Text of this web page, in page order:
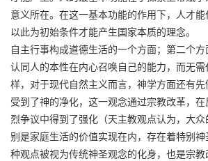
意义所在。在这一基本功能的作用下，人才能
以此为初始条件才能产生国家本质的理念。
自主行事构成道德生活的一个方面；第二个
认同人的本性在内心召唤自己的能力，而无
样，对于现代自然主义而言，神学方面还有
受到了神的净化，这一观念通过宗教改革，
烈争议中得到了强化（天主教观点认为，大
别是家庭生活的价值实现在内，存在着特别
种观点被视为传统神圣观念的化身，也是宗